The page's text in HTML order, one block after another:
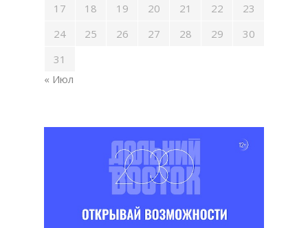
17
18 19 20 21 22
23
24
25 26 27 28 29
30
31
« Июл